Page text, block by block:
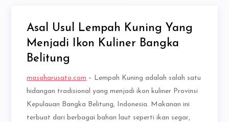
Asal Usul Lempah Kuning Yang
Menjadi Ikon Kuliner Bangka
Belitung
masaharusato.com – Lempah Kuning adalah salah satu
hidangan tradisional yang menjadi ikon kuliner Provinsi
Kepulauan Bangka Belitung, Indonesia. Makanan ini
terbuat dari berbagai bahan laut seperti ikan segar,